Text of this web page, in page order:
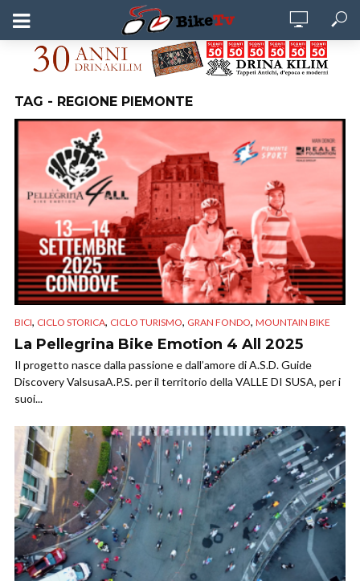
TAG - REGIONE PIEMONTE
BICI, CICLO STORICA, CICLO TURISMO, GRAN FONDO, MOUNTAIN BIKE
La Pellegrina Bike Emotion 4 All 2025
Il progetto nasce dalla passione e dall’amore di A.S.D. Guide
Discovery ValsusaA.P.S. per il territorio della VALLE DI SUSA, per i
suoi...